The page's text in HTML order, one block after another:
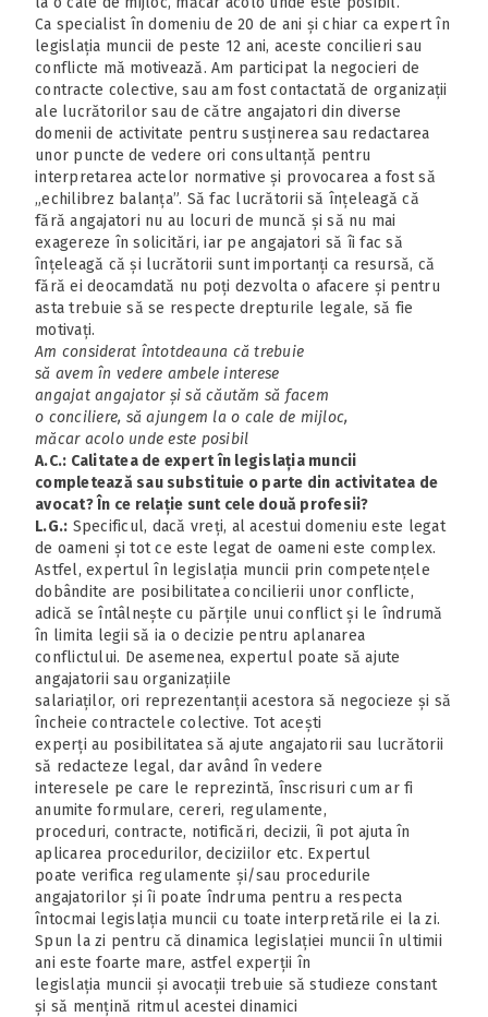
Ca specialist în domeniu de 20 de ani și chiar ca expert în
legislația muncii de peste 12 ani, aceste concilieri sau
conflicte mă motivează. Am participat la negocieri de
contracte colective, sau am fost contactată de organizații
ale lucrătorilor sau de către angajatori din diverse
domenii de activitate pentru susținerea sau redactarea
unor puncte de vedere ori consultanță pentru
interpretarea actelor normative și provocarea a fost să
„echilibrez balanța”. Să fac lucrătorii să înțeleagă că
fără angajatori nu au locuri de muncă și să nu mai
exagereze în solicitări, iar pe angajatori să îi fac să
înțeleagă că și lucrătorii sunt importanți ca resursă, că
fără ei deocamdată nu poți dezvolta o afacere și pentru
asta trebuie să se respecte drepturile legale, să fie
motivați.
Am considerat întotdeauna că trebuie
să avem în vedere ambele interese
angajat angajator și să căutăm să facem
o conciliere, să ajungem la o cale de mijloc,
măcar acolo unde este posibil
A.C.: Calitatea de expert în legislația muncii
completează sau substituie o parte din activitatea de
avocat? În ce relație sunt cele două profesii?
L.G.: Specificul, dacă vreți, al acestui domeniu este legat
de oameni și tot ce este legat de oameni este complex.
Astfel, expertul în legislația muncii prin competențele
dobândite are posibilitatea concilierii unor conflicte,
adică se întâlnește cu părțile unui conflict și le îndrumă
în limita legii să ia o decizie pentru aplanarea
conflictului. De asemenea, expertul poate să ajute
angajatorii sau organizațiile
salariaților, ori reprezentanții acestora să negocieze și să
încheie contractele colective. Tot acești
experți au posibilitatea să ajute angajatorii sau lucrătorii
să redacteze legal, dar având în vedere
interesele pe care le reprezintă, înscrisuri cum ar fi
anumite formulare, cereri, regulamente,
proceduri, contracte, notificări, decizii, îi pot ajuta în
aplicarea procedurilor, deciziilor etc. Expertul
poate verifica regulamente și/sau procedurile
angajatorilor și îi poate îndruma pentru a respecta
întocmai legislația muncii cu toate interpretările ei la zi.
Spun la zi pentru că dinamica legislației muncii în ultimii
ani este foarte mare, astfel experții în
legislația muncii și avocații trebuie să studieze constant
și să mențină ritmul acestei dinamici